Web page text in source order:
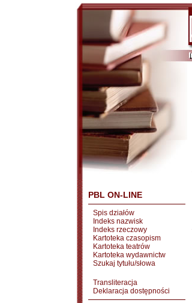
PBL ON-LINE
Spis działów
Indeks nazwisk
Indeks rzeczowy
Kartoteka czasopism
Kartoteka teatrów
Kartoteka wydawnictw
Szukaj tytułu/słowa
Transliteracja
Deklaracja dostępności